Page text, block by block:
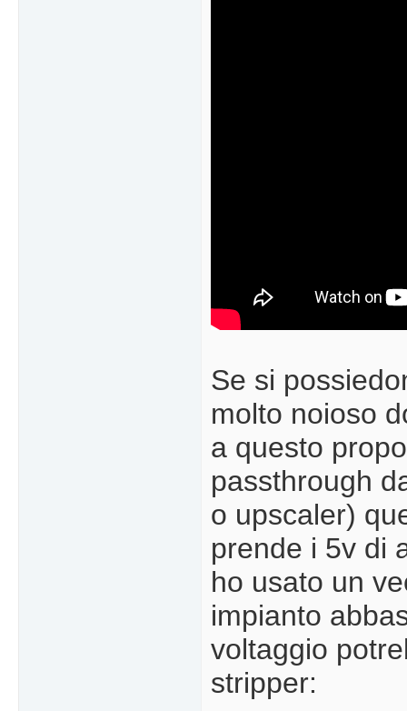
Se si
molto noioso
a questo
passthrough
o upscaler)
prende i 5v di
ho usato un
impianto
voltaggio
stripper: